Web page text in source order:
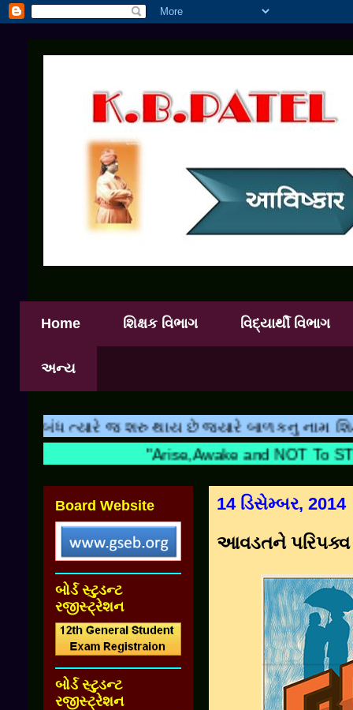
Home શિક્ષક વિભાગ વિદ્યાર્થી વિભાગ
અન્ય
ત્યારે જ શરુ થાય છે જ્યારે બાળકનુ નામ શિક્ષકના
"Arise,Awake and NOT
14 ડિસેમ્બર, 2014
આવડતને પરિપક્વ
Board Website
બોર્ડ સ્ટુડન્ટ
રજીસ્ટ્રેશન
બોર્ડ સ્ટુડન્ટ
રજીસ્ટ્રેશન